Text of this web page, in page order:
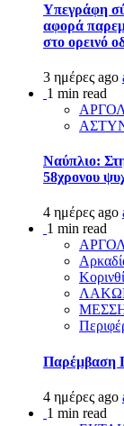
Υπεγράφη
αφορά
στο ορεινό
3 ημέρες ago
1 min read
Ναύπλιο:
58χρονου
4 ημέρες ago
1 min read
Παρέμβαση
4 ημέρες ago
1 min read